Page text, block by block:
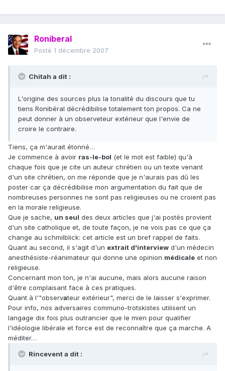
Roniberal
Posté 1 décembre 2007
Chitah a dit :
L'origine des sources plus la tonalité du discours que tu
tiens Ronibéral décrédibilise totalement ton propos. Ca ne
peut donner à un observeteur extérieur que l'envie de
croire le contraire.
Tiens, ça m'aurait étonné…
Je commence à avoir ras-le-bol (et le mot est faible) qu'à
chaque fois que je cite un auteur chrétien ou un texte venant
d'un site chrétien, on me réponde que je n'aurais pas dû les
poster car ça décrédibilise mon argumentation du fait que de
nombreuses personnes ne sont pas religieuses ou ne croient pas
en la morale religieuse.
Que je sache, un seul des deux articles que j'ai postés provient
d'un site catholique et, de toute façon, je ne vois pas ce que ça
change au schmilblick: cet article est un bref rappel de faits.
Quant au second, il s'agit d'un extrait d'interview d'un médecin
anesthésiste-réanimateur qui donne une opinion médicale et non
religieuse.
Concernant mon ton, je n'ai aucune, mais alors aucune raison
d'être complaisant face à ces pratiques.
Quant à l'"observateur extérieur", merci de le laisser s'exprimer.
Pour info, nos adversaires communo-trotskistes utilisent un
langage dix fois plus outrancier que le mien pour qualifier
l'idéologie libérale et force est de reconnaître que ça marche. A
méditer…
Rincevent a dit :